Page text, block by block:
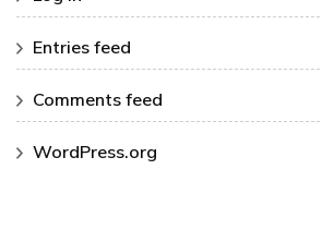
Entries feed
Comments feed
WordPress.org